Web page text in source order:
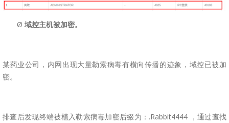
Ø 域控主机被加密。
某药业公司，内网出现大量勒索病毒有横向传播的迹象，域控已被加
密。
排查后发现终端被植入勒索病毒加密后缀为：.Rabbit4444 ，通过查找